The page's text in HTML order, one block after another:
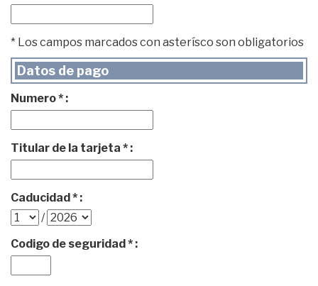
* Los campos marcados con asterísco son obligatorios
Datos de pago
Numero * :
Titular de la tarjeta * :
Caducidad * :
/
Codigo de seguridad * :